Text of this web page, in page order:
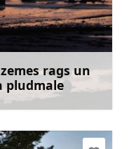
rags un
pludmale
Uzzināt vairāk